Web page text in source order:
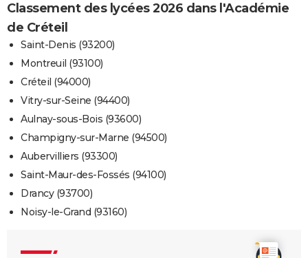
Classement des lycées 2026 dans l'Académie
de Créteil
Saint-Denis (93200)
Montreuil (93100)
Créteil (94000)
Vitry-sur-Seine (94400)
Aulnay-sous-Bois (93600)
Champigny-sur-Marne (94500)
Aubervilliers (93300)
Saint-Maur-des-Fossés (94100)
Drancy (93700)
Noisy-le-Grand (93160)